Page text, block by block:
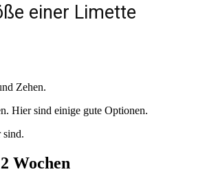
einer Limette
Zehen.
Hier sind einige gute Optionen.
sind.
Wochen